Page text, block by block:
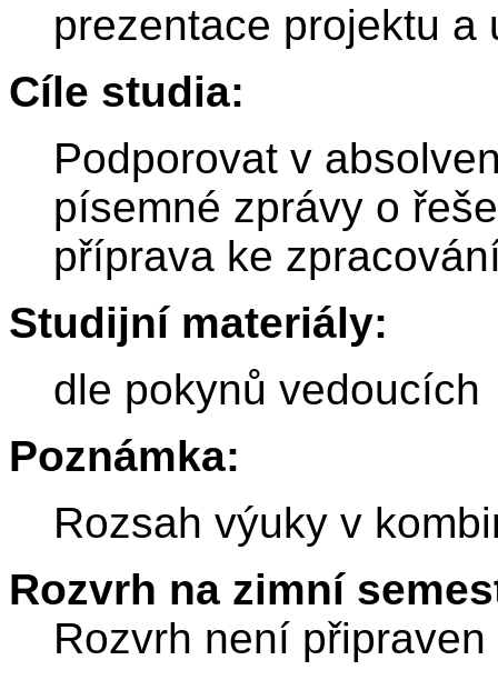
prezentace projektu a
Cíle studia:
Podporovat v
písemné zprávy o
příprava ke
Studijní materiály:
dle pokynů vedoucích
Poznámka:
Rozsah výuky v
Rozvrh na zimní
Rozvrh není připraven